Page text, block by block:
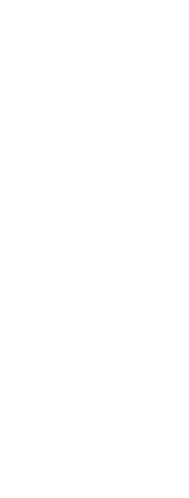
megtalálhatja a
szó klasszikus
fazonról, a
előnyös, hogy
megoldást
ad, akkor
és